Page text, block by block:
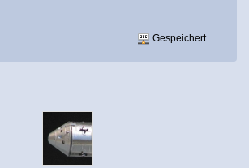
Gespeichert